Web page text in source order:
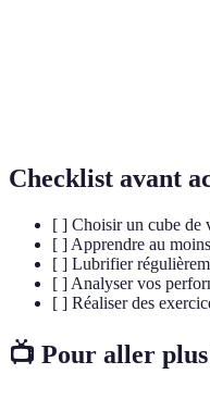
Checklist avant
[ ] Choisir un cube de
[ ] Apprendre au
[ ] Lubrifier
[ ] Analyser vos
[ ] Réaliser des
📺 Pour aller